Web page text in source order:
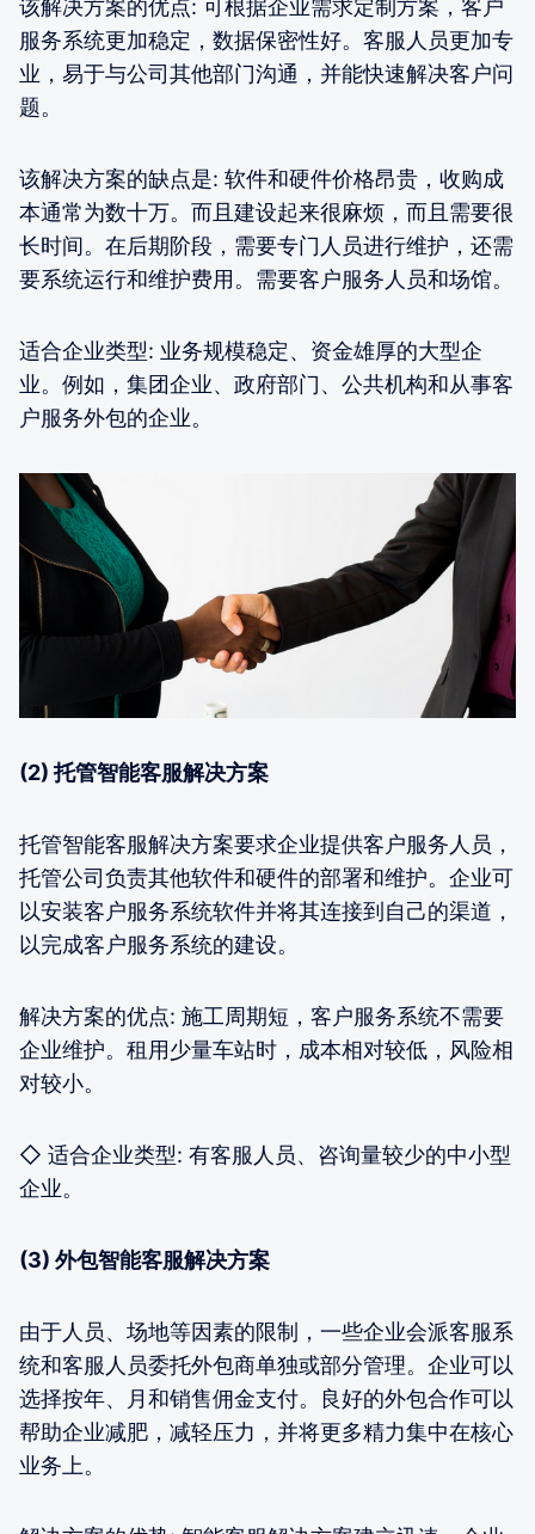
该解决方案的优点: 可根据企业需求定制方案，客户
服务系统更加稳定，数据保密性好。客服人员更加专
业，易于与公司其他部门沟通，并能快速解决客户问
题。
该解决方案的缺点是: 软件和硬件价格昂贵，收购成
本通常为数十万。而且建设起来很麻烦，而且需要很
长时间。在后期阶段，需要专门人员进行维护，还需
要系统运行和维护费用。需要客户服务人员和场馆。
适合企业类型: 业务规模稳定、资金雄厚的大型企
业。例如，集团企业、政府部门、公共机构和从事客
户服务外包的企业。
(2) 托管智能客服解决方案
托管智能客服解决方案要求企业提供客户服务人员，
托管公司负责其他软件和硬件的部署和维护。企业可
以安装客户服务系统软件并将其连接到自己的渠道，
以完成客户服务系统的建设。
解决方案的优点: 施工周期短，客户服务系统不需要
企业维护。租用少量车站时，成本相对较低，风险相
对较小。
◇ 适合企业类型: 有客服人员、咨询量较少的中小型
企业。
(3) 外包智能客服解决方案
由于人员、场地等因素的限制，一些企业会派客服系
统和客服人员委托外包商单独或部分管理。企业可以
选择按年、月和销售佣金支付。良好的外包合作可以
帮助企业减肥，减轻压力，并将更多精力集中在核心
业务上。